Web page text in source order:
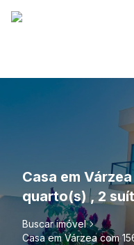
Casa em
quarto(s) , 2
Buscar imóvel
Casa em Várzea com